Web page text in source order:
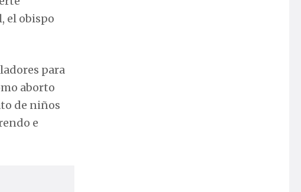
el obispo
para
aborto
de niños
e